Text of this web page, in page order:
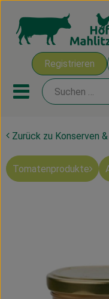
Registrieren
Mobiles
Ökokisten
Mahlitzscher
Kühltheke
Zurück zu Konserven
Tomatenprodukte